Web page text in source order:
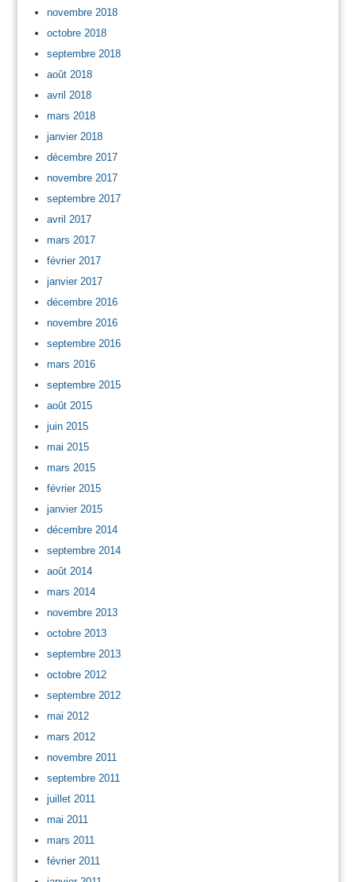
novembre 2018
octobre 2018
septembre 2018
août 2018
avril 2018
mars 2018
janvier 2018
décembre 2017
novembre 2017
septembre 2017
avril 2017
mars 2017
février 2017
janvier 2017
décembre 2016
novembre 2016
septembre 2016
mars 2016
septembre 2015
août 2015
juin 2015
mai 2015
mars 2015
février 2015
janvier 2015
décembre 2014
septembre 2014
août 2014
mars 2014
novembre 2013
octobre 2013
septembre 2013
octobre 2012
septembre 2012
mai 2012
mars 2012
novembre 2011
septembre 2011
juillet 2011
mai 2011
mars 2011
février 2011